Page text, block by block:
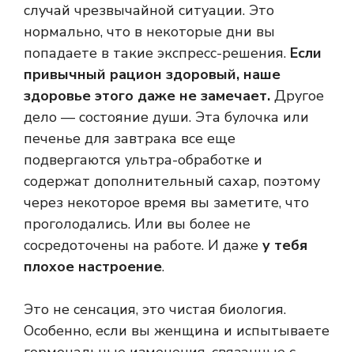
случай чрезвычайной ситуации. Это
нормально, что в некоторые дни вы
попадаете в такие экспресс-решения. Если
привычный рацион здоровый, наше
здоровье этого даже не замечает. Другое
дело — состояние души. Эта булочка или
печенье для завтрака все еще
подвергаются ультра-обработке и
содержат дополнительный сахар, поэтому
через некоторое время вы заметите, что
проголодались. Или вы более не
сосредоточены на работе. И даже у тебя
плохое настроение.
Это не сенсация, это чистая биология.
Особенно, если вы женщина и испытываете